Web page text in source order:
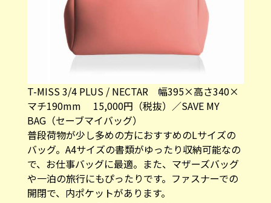
T-MISS 3/4 PLUS / NECTAR 幅395×高さ340×
BAG（セーブマイバッグ）
普段荷物が少し多めの方におすすめのLサイズの
バッグ。A4サイズの書類がゆったり収納可能なの
で、お仕事バッグに最適。また、マザーズバッグ
や一泊の旅行にもぴったりです。ファスナーでの
開閉で、内ポケットがあります。
購入はこちらから
T-PRINCESS MIDI / MINT